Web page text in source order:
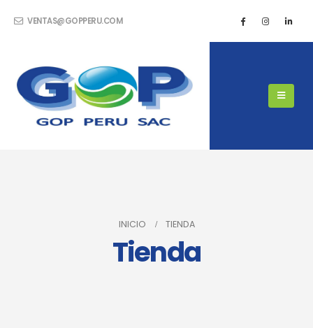
VENTAS@GOPPERU.COM
INICIO TIENDA
Tienda